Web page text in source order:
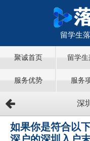
留学生
聚诚首页 留学生
服务优势 服务
深
如果你是符合以